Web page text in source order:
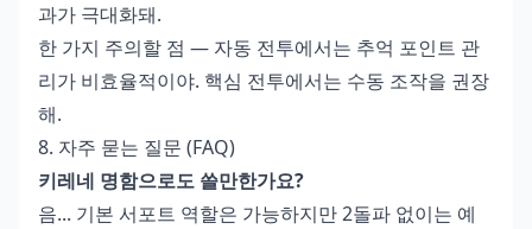
과가 극대화돼.
한 가지 주의할 점 — 자동 전투에서는 추억 포인트 관
리가 비효율적이야. 핵심 전투에서는 수동 조작을 권장
해.
8. 자주 묻는 질문 (FAQ)
키레네 명함으로도 쓸만한가요?
음... 기본 서포트 역할은 가능하지만 2돌파 없이는 예